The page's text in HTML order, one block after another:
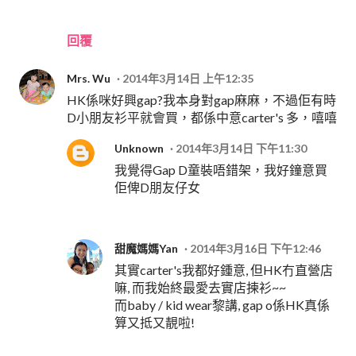
回覆
Mrs. Wu 2014年3月14日 上午12:35
HK係咪好興gap?我本身對gap麻麻，不過佢有時
D小朋友衫平就會買，都係中意carter's 多，嘻嘻
Unknown 2014年3月14日 下午11:30
我覺得Gap D童裝唔錯架，我好鐘意買
佢俾D朋友仔女
甜魔媽媽Yan 2014年3月16日 下午12:46
其實carter's我都好鍾意, 但HK冇直營店
嘛, 而我始終最愛去實店揀衫~~
而baby / kid wear黎講, gap o係HK真係
算又抵又靚啦!